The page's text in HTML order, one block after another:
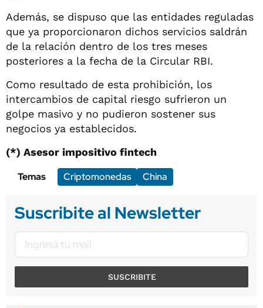
Además, se dispuso que las entidades reguladas
que ya proporcionaron dichos servicios saldrán
de la relación dentro de los tres meses
posteriores a la fecha de la Circular RBI.
Como resultado de esta prohibición, los
intercambios de capital riesgo sufrieron un
golpe masivo y no pudieron sostener sus
negocios ya establecidos.
(*) Asesor impositivo fintech
Temas
Criptomonedas China
Suscribite al Newsletter
SUSCRIBITE